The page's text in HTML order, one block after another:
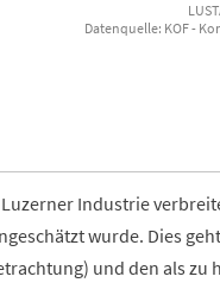
Datenquelle: KOF -
Industrie
wurde. Dies
und den als zu